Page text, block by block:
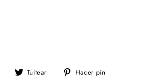
CompartirTuitear
Tuitear Hacer pin